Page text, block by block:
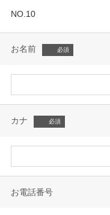
NO.10
お名前
カナ
お電話番号